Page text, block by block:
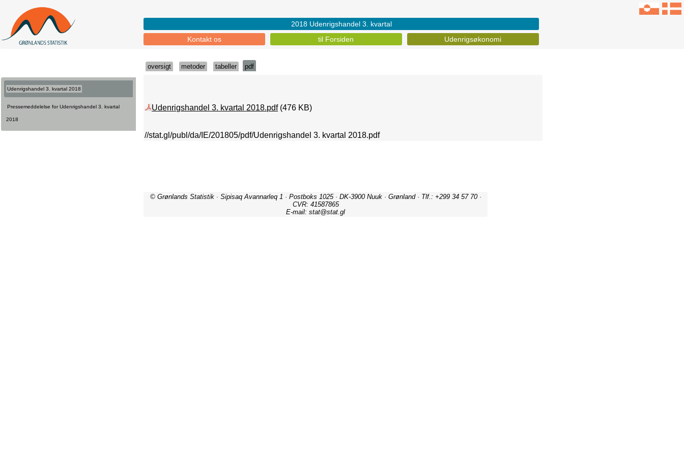
Kontakt os til Forsiden Udenrigsøkonomi
2018 Udenrigshandel 3. kvartal
oversigt metoder tabeller pdf
Udenrigshandel 3. kvartal 2018
Pressemeddelelse for Udenrigshandel 3. kvartal
2018
Udenrigshandel 3. kvartal 2018.pdf(476 KB)
//stat.gl/publ/da/IE/201805/pdf/Udenrigshandel 3. kvartal 2018.pdf
© Grønlands Statistik · Sipisaq Avannarleq 1 · Postboks 1025 · DK-3900 Nuuk · Grønland · Tlf.: +299 34 57 70 ·
CVR: 41587865
E-mail: stat@stat.gl